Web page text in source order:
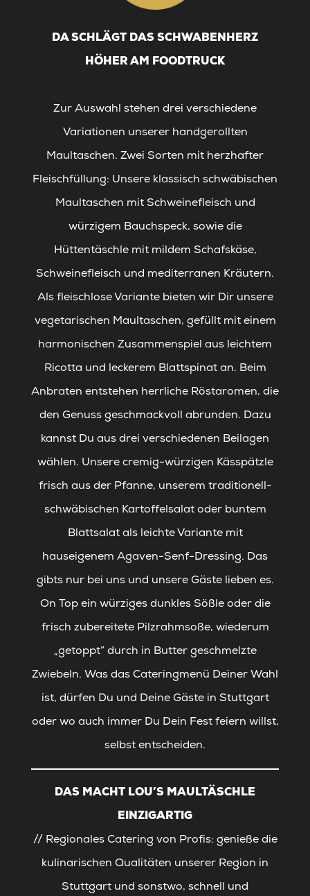
DA SCHLÄGT DAS SCHWABENHERZ
HÖHER AM FOODTRUCK
Zur Auswahl stehen drei verschiedene
Variationen unserer handgerollten
Maultaschen. Zwei Sorten mit herzhafter
Fleischfüllung: Unsere klassisch schwäbischen
Maultaschen mit Schweinefleisch und
würzigem Bauchspeck, sowie die
Hüttentäschle mit mildem Schafskäse,
Schweinefleisch und mediterranen Kräutern.
Als fleischlose Variante bieten wir Dir unsere
vegetarischen Maultaschen, gefüllt mit einem
harmonischen Zusammenspiel aus leichtem
Ricotta und leckerem Blattspinat an. Beim
Anbraten entstehen herrliche Röstaromen, die
den Genuss geschmackvoll abrunden. Dazu
kannst Du aus drei verschiedenen Beilagen
wählen. Unsere cremig-würzigen Kässpätzle
frisch aus der Pfanne, unserem traditionell-
schwäbischen Kartoffelsalat oder buntem
Blattsalat als leichte Variante mit
hauseigenem Agaven-Senf-Dressing. Das
gibts nur bei uns und unsere Gäste lieben es.
On Top ein würziges dunkles Sößle oder die
frisch zubereitete Pilzrahmsoße, wiederum
„getoppt” durch in Butter geschmelzte
Zwiebeln. Was das Cateringmenü Deiner Wahl
ist, dürfen Du und Deine Gäste in Stuttgart
oder wo auch immer Du Dein Fest feiern willst,
selbst entscheiden.
DAS MACHT LOU’S MAULTÄSCHLE
EINZIGARTIG
// Regionales Catering von Profis: genieße die
kulinarischen Qualitäten unserer Region in
Stuttgart und sonstwo, schnell und